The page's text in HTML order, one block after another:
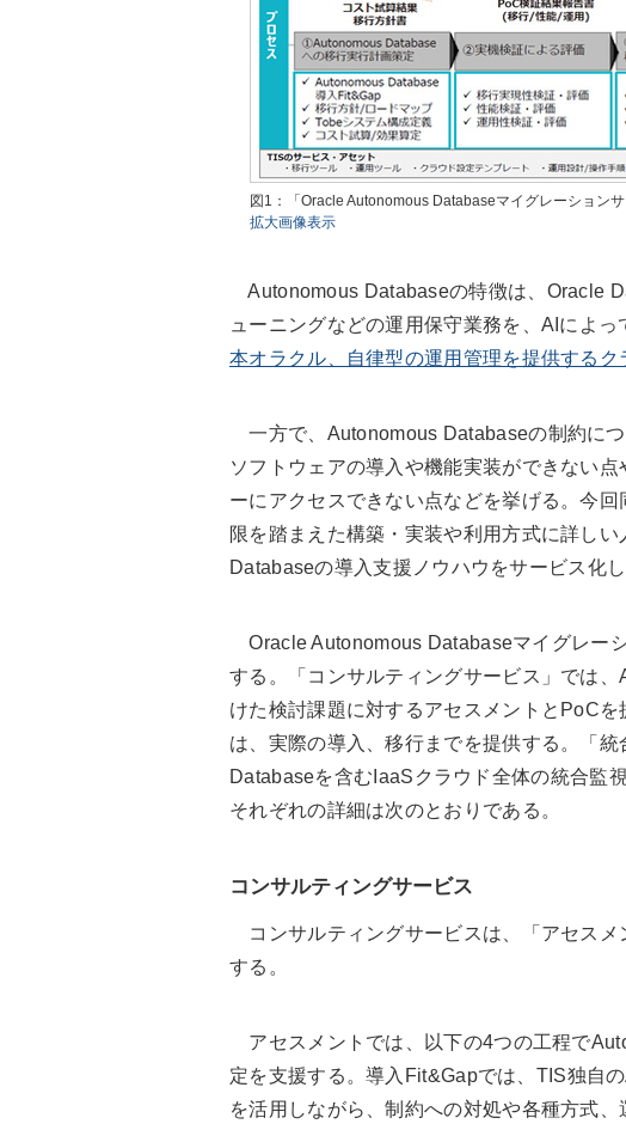
図1：「Oracle Autonomous Databaseマイグレーションサ
拡大画像表示
Autonomous Databaseの特徴は、Oracle
ューニングなどの運用保守業務を、AIによ
本オラクル、自律型の運用管理を提供する
一方で、Autonomous Databaseの制約に
ソフトウェアの導入や機能実装ができない
ーにアクセスできない点などを挙げる。今
限を踏まえた構築・実装や利用方式に詳し
Databaseの導入支援ノウハウをサービス化し
Oracle Autonomous Databaseマイグレー
する。「コンサルティングサービス」では
けた検討課題に対するアセスメントとPoC
は、実際の導入、移行までを提供する。「
Databaseを含むIaaSクラウド全体の統合監
それぞれの詳細は次のとおりである。
コンサルティングサービス
コンサルティングサービスは、「アセス
する。
アセスメントでは、以下の4つの工程で
定を支援する。導入Fit&Gapでは、TIS独自
を活用しながら、制約への対処や各種方式